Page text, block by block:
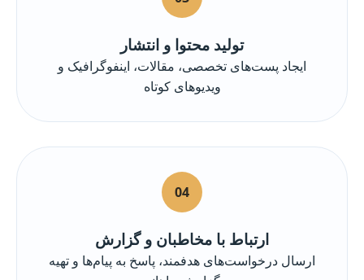
تولید محتوا و انتشار
ایجاد پست‌های تخصصی، مقالات، اینفوگرافیک و
ویدیوهای کوتاه
04
ارتباط با مخاطبان و گزارش
ارسال درخواست‌های هدفمند، پاسخ به پیام‌ها و تهیه